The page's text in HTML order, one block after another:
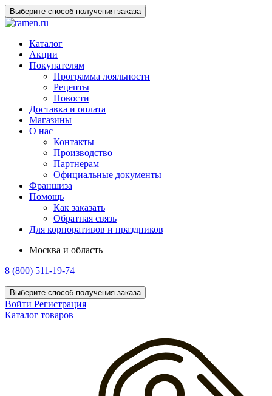
Выберите способ получения заказа
Каталог
Акции
Покупателям
Программа лояльности
Рецепты
Новости
Доставка и оплата
Магазины
О нас
Контакты
Производство
Партнерам
Официальные документы
Франшиза
Помощь
Как заказать
Обратная связь
Для корпоративов и праздников
Москва и область
8 (800) 511-19-74
Выберите способ получения заказа
Войти Регистрация
Каталог товаров